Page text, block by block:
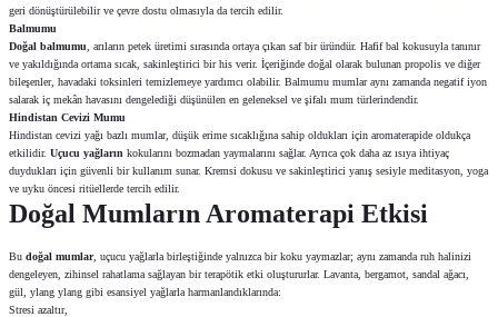
geri dönüştürülebilir ve çevre dostu olmasıyla da tercih edilir.
Balmumu
Doğal balmumu , arıların petek üretimi sırasında ortaya çıkan saf bir üründür. Hafif bal kokusuyla tanınır
ve yakıldığında ortama sıcak, sakinleştirici bir his verir. İçeriğinde doğal olarak bulunan propolis ve diğer
bileşenler, havadaki toksinleri temizlemeye yardımcı olabilir. Balmumu mumlar aynı zamanda negatif iyon
salarak iç mekân havasını dengelediği düşünülen en geleneksel ve şifalı mum türlerindendir.
Hindistan Cevizi Mumu
Hindistan cevizi yağı bazlı mumlar, düşük erime sıcaklığına sahip oldukları için aromaterapide oldukça
etkilidir. Uçucu yağların kokularını bozmadan yaymalarını sağlar. Ayrıca çok daha az ısıya ihtiyaç
duydukları için güvenli bir kullanım sunar. Kremsi dokusu ve sakinleştirici yanış sesiyle meditasyon, yoga
ve uyku öncesi ritüellerde tercih edilir.
Doğal Mumların Aromaterapi Etkisi
Bu doğal mumlar, uçucu yağlarla birleştiğinde yalnızca bir koku yaymazlar; aynı zamanda ruh halinizi
dengeleyen, zihinsel rahatlama sağlayan bir terapötik etki oluştururlar. Lavanta, bergamot, sandal ağacı,
gül, ylang ylang gibi esansiyel yağlarla harmanlandıklarında:
Stresi azaltır,